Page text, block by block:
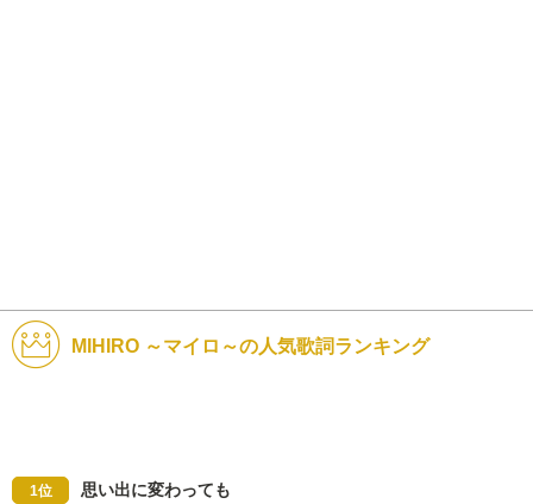
MIHIRO ～マイロ～の人気歌詞ランキング
1位 思い出に変わっても